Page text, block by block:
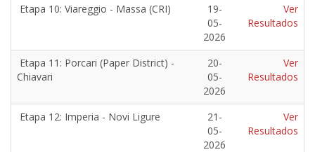
Etapa 10: Viareggio - Massa (CRI)
19-
05-
2026
Ver
Resultados
Etapa 11: Porcari (Paper District) -
Chiavari
20-
05-
2026
Ver
Resultados
Etapa 12: Imperia - Novi Ligure
21-
05-
2026
Ver
Resultados